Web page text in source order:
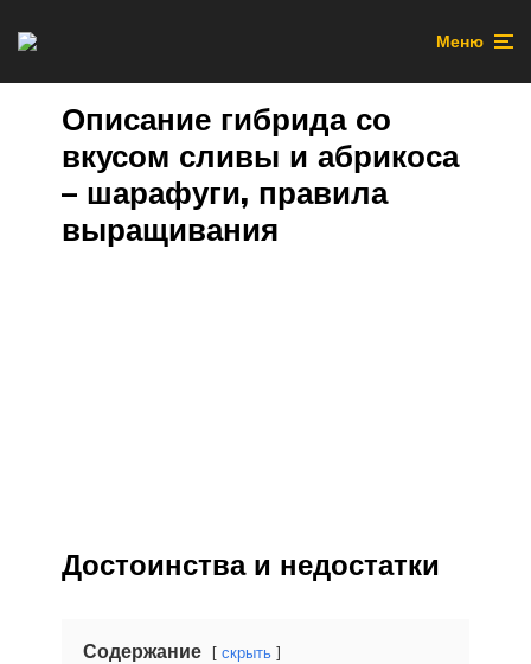
Меню
Описание гибрида со
вкусом сливы и абрикоса
– шарафуги, правила
выращивания
Достоинства и недостатки
Содержание скрыть